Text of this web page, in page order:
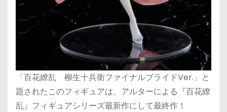
「百花繚乱 柳生十兵衛ファイナルブライドVer.」と
題されたこのフィギュアは、アルターによる『百花繚
乱』フィギュアシリーズ最新作にして最終作！